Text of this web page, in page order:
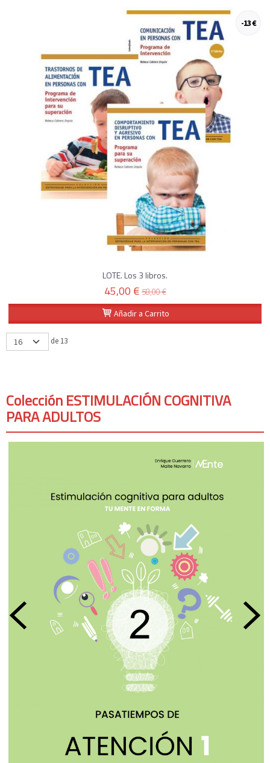
Colección ESTIMULACIÓN COGNITIVA
PARA ADULTOS
-13 €
LOTE. Los 3 libros.
45,00 €58,00 €
Añadir a Carrito
de 13